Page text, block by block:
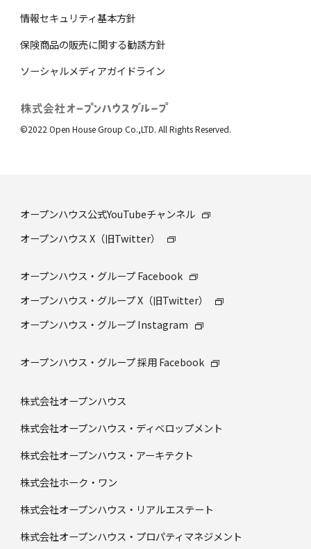
情報セキュリティ基本方針
保険商品の販売に関する勧誘⽅針
ソーシャルメディアガイドライン
©2022 Open House Group Co.,LTD. All Rights Reserved.
オープンハウス公式YouTubeチャンネル
オープンハウス X（旧Twitter）
オープンハウス・グループ Facebook
オープンハウス・グループ X（旧Twitter）
オープンハウス・グループ Instagram
オープンハウス・グループ 採⽤ Facebook
株式会社オープンハウス
株式会社オープンハウス・ディベロップメント
株式会社オープンハウス・アーキテクト
株式会社ホーク・ワン
株式会社オープンハウス・リアルエステート
株式会社オープンハウス・プロパティマネジメント